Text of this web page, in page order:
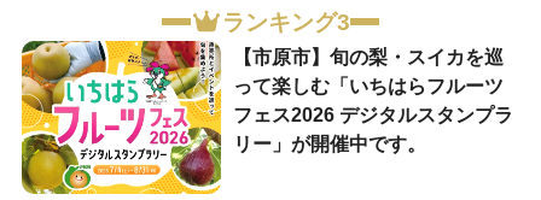
ランキング3
【市原市】旬の梨・スイカを巡
って楽しむ「いちはらフルーツ
フェス2026 デジタルスタンプラ
リー」が開催中です。